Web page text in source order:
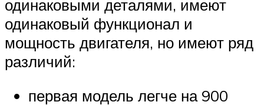
одинаковыми деталями, имеют
одинаковый функционал и
мощность двигателя, но имеют ряд
различий:
первая модель легче на 900